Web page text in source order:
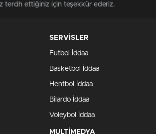
tercih ettiğiniz için teşekkür ederiz.
SERVİSLER
Futbol İddaa
Basketbol İddaa
Hentbol İddaa
Bilardo İddaa
Voleybol İddaa
MULTİMEDYA